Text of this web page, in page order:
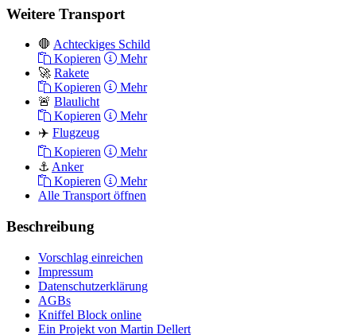
Weitere Transport
🛑 Achteckiges Schild
Kopieren
Mehr
🚀 Rakete
Kopieren
Mehr
🚨 Blaulicht
Kopieren
Mehr
✈️ Flugzeug
Kopieren
Mehr
⚓ Anker
Kopieren
Mehr
Alle Transport öffnen
Beschreibung
Vorschlag einreichen
Impressum
Datenschutzerklärung
AGBs
Kniffel Block online
Ein Projekt von Martin Dellert